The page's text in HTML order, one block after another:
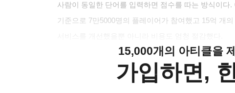
사람이 동일한 단어를 입력하면 점수를 따는 방식이다
기준으로 7만5000명의 플레이어가 참여했고 15억 개
15,000개의 아티클을
가입하면,